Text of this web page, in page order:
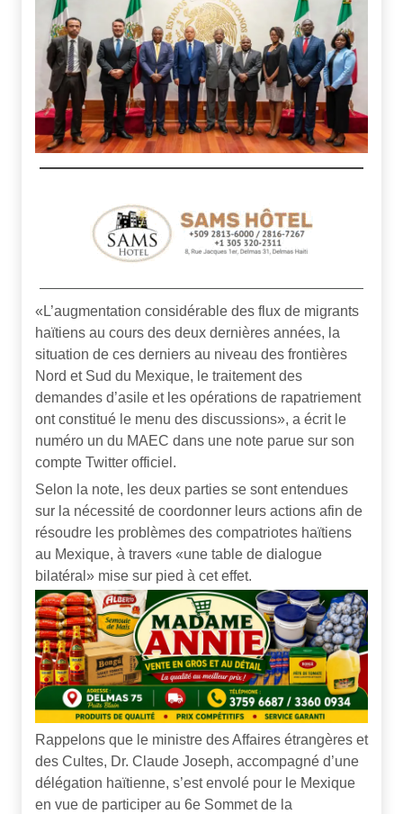
«L’augmentation considérable des flux de migrants
haïtiens au cours des deux dernières années, la
situation de ces derniers au niveau des frontières
Nord et Sud du Mexique, le traitement des
demandes d’asile et les opérations de rapatriement
ont constitué le menu des discussions», a écrit le
numéro un du MAEC dans une note parue sur son
compte Twitter officiel.
Selon la note, les deux parties se sont entendues
sur la nécessité de coordonner leurs actions afin de
résoudre les problèmes des compatriotes haïtiens
au Mexique, à travers «une table de dialogue
bilatéral» mise sur pied à cet effet.
Rappelons que le ministre des Affaires étrangères et
des Cultes, Dr. Claude Joseph, accompagné d’une
délégation haïtienne, s’est envolé pour le Mexique
en vue de participer au 6e Sommet de la